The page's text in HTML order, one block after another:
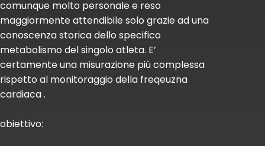
comunque molto personale e reso
maggiormente attendibile solo grazie ad una
conoscenza storica dello specifico
metabolismo del singolo atleta. E’
certamente una misurazione più complessa
rispetto al monitoraggio della freqeuzna
cardiaca .
obiettivo: